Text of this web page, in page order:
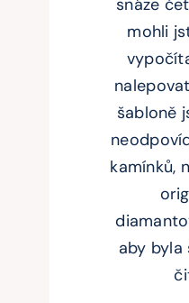
mohli
šabloně
kamínků,
aby byla